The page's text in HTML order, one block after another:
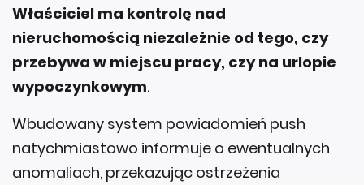
Właściciel ma kontrolę nad
nieruchomością niezależnie od tego, czy
przebywa w miejscu pracy, czy na urlopie
wypoczynkowym.
Wbudowany system powiadomień push
natychmiastowo informuje o ewentualnych
anomaliach, przekazując ostrzeżenia